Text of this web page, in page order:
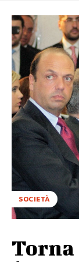
SOCIETÀ
Torna